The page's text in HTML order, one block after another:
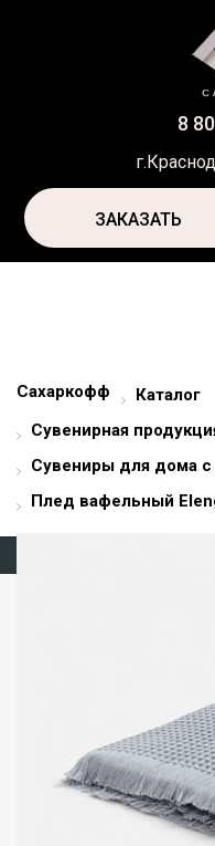
8
ЗАКАЗАТЬ
Сахаркофф
Каталог
Сувенирная
Сувениры для дома с
Плед вафельный